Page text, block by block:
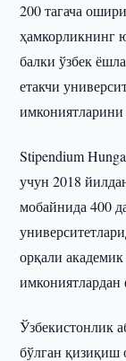
200 тагача
ҳамкорликнинг
балки ўзбек
етакчи
Stipendium
учун 2018
мобайнида 400
орқали
Ўзбекистонлик
бўлган қизиқиш